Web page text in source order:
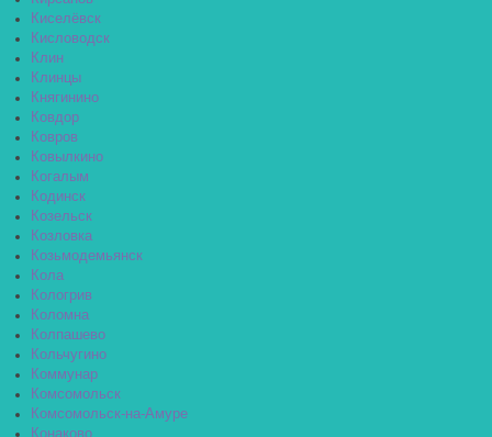
Киселёвск
Кисловодск
Клин
Клинцы
Княгинино
Ковдор
Ковров
Ковылкино
Когалым
Кодинск
Козельск
Козловка
Козьмодемьянск
Кола
Кологрив
Коломна
Колпашево
Кольчугино
Коммунар
Комсомольск
Комсомольск-на-Амуре
Конаково